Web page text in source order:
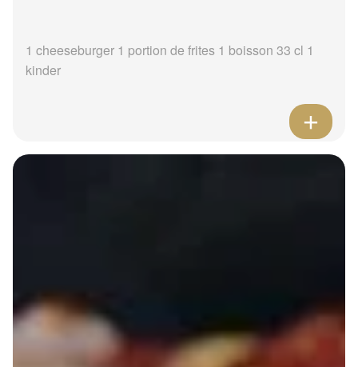
1 cheeseburger 1 portion de frites 1 boisson 33 cl 1
kinder